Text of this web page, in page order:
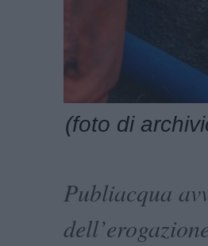
(foto di
Publiacqua